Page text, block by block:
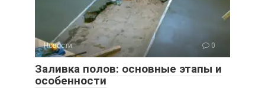
Новости 0
Заливка полов: основные этапы и
особенности